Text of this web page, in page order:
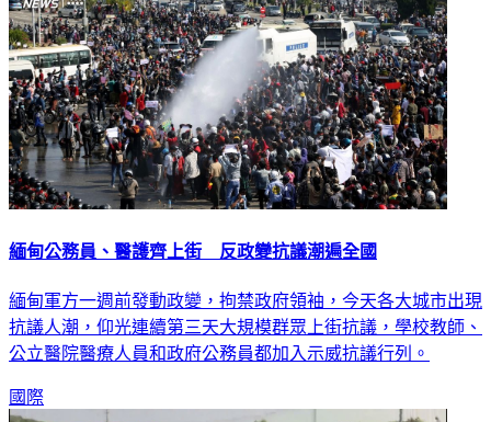
緬甸公務員、醫護齊上街 反政變抗議潮遍全國
緬甸軍方一週前發動政變，拘禁政府領袖，今天各大城市出現
抗議人潮，仰光連續第三天大規模群眾上街抗議，學校教師、
公立醫院醫療人員和政府公務員都加入示威抗議行列。
國際